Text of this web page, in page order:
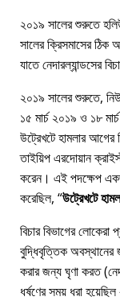
২০১৯ সালের শুরুতে
সালের ক্রিসমাসের ঠিক
যাতে নেদারল্যান্ডসের
২০১৯ সালের শুরুতে,
১৫ মার্চ ২০১৯ ও ১৮
উট্রেখটে হামলার আগের
তাইয়িপ এরদোয়ান
করেন। এই পদক্ষেপ
করেছিল, উট্রেখটে
বিচার বিভাগের লোকেরা
বুদ্ধিবৃত্তিক
করার জন্য ঘৃণা করত
ধর্ষণের সময় ধরা